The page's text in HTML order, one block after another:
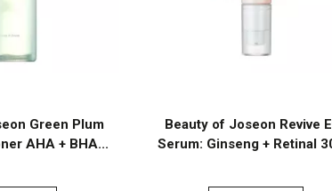
Green Plum
AHA + BHA...
Beauty of Joseon Revive
Serum: Ginseng + Retinal